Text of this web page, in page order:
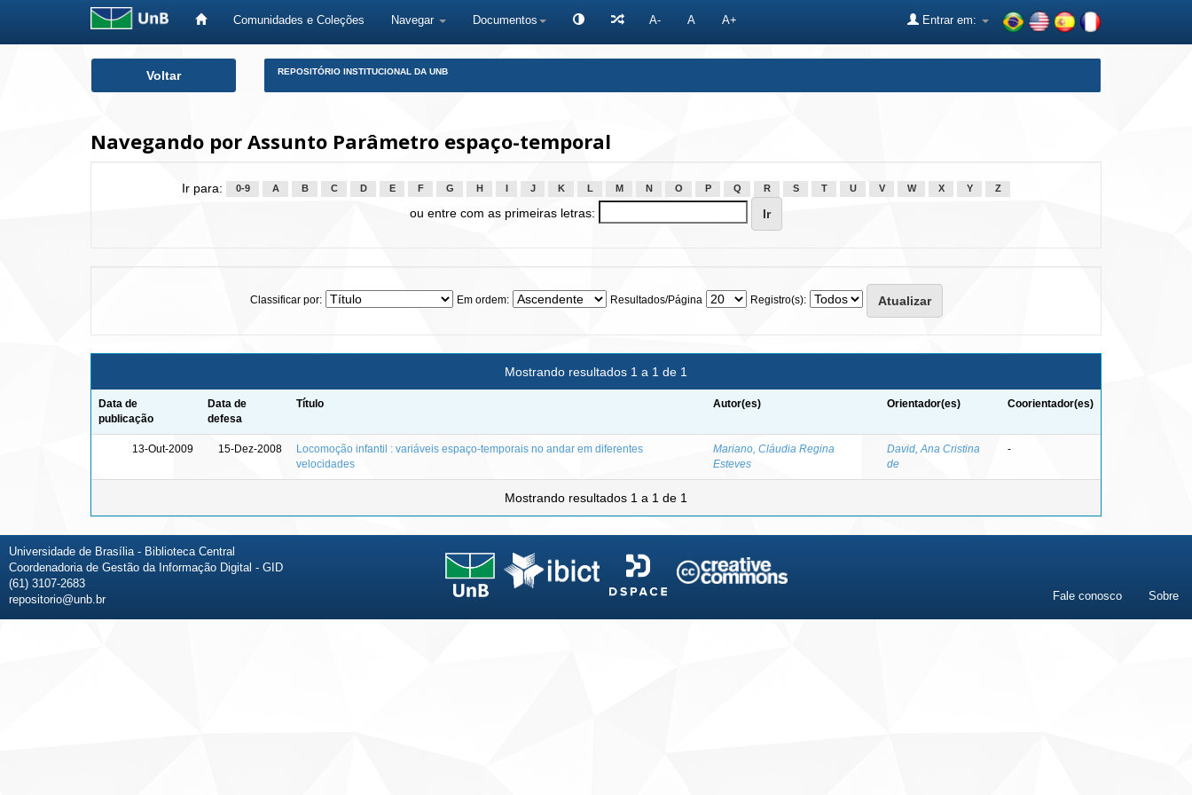
Comunidades e Coleções Navegar Documentos A- A A+ Entrar em:
Voltar REPOSITÓRIO INSTITUCIONAL DA UNB
Navegando por Assunto Parâmetro espaço-temporal
Ir para: 0-9 A B C D E F G H J K L M N O P Q R S T U V W X Y Z
ou entre com as primeiras letras:
Classificar por: Em ordem: Resultados/Página Registro(s):
Mostrando resultados 1 a 1 de 1
Data de
publicação
Data de
defesa
Título Autor(es) Orientador(es) Coorientador(es)
13-Out-2009 15-Dez-2008
Locomoção infantil : variáveis espaço-temporais no andar em diferentes
velocidades
Mariano, Cláudia Regina
Esteves
David, Ana Cristina
de
-
Mostrando resultados 1 a 1 de 1
Universidade de Brasília - Biblioteca Central
Coordenadoria de Gestão da Informação Digital - GID
(61) 3107-2683
repositorio@unb.br
Fale conosco Sobre